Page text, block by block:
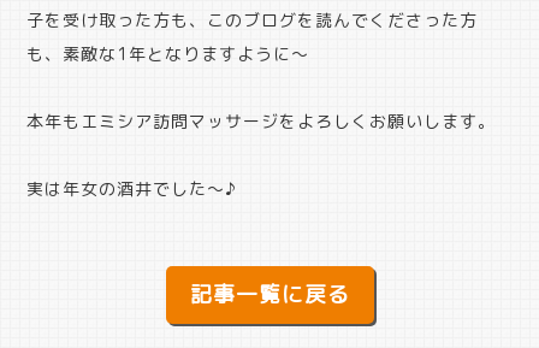
子を受け取った方も、このブログを読んでくださった方
も、素敵な 1 年となりますように～
本年もエミシア訪問マッサージをよろしくお願いします。
実は年女の酒井でした～♪
記事一覧に戻る